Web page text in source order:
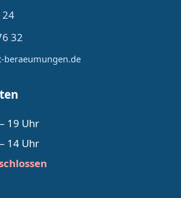
24
32
beraeumungen.de
19 Uhr
14 Uhr